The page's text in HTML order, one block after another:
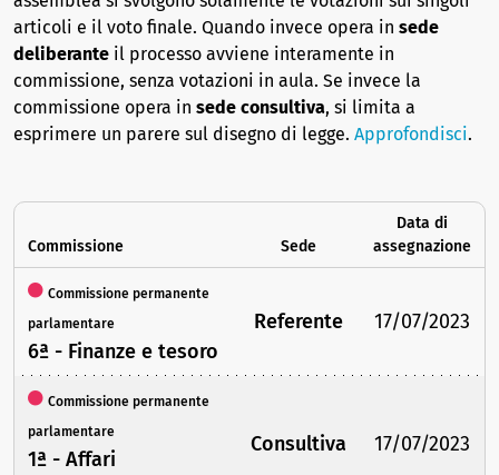
articoli e il voto finale. Quando invece opera in sede
deliberante il processo avviene interamente in
commissione, senza votazioni in aula. Se invece la
commissione opera in sede consultiva, si limita a
esprimere un parere sul disegno di legge. Approfondisci.
Commissione Sede
Data di
assegnazione
Commissione permanente
parlamentare
6ª - Finanze e tesoro
Referente 17/07/2023
Commissione permanente
parlamentare
1ª - Affari
Consultiva 17/07/2023